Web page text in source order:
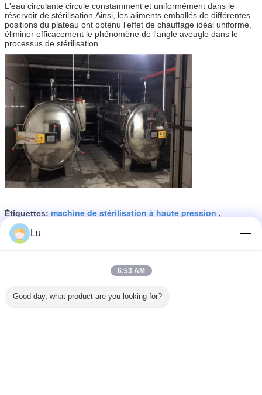
L'eau circulante circule constamment et uniformément dans le
réservoir de stérilisation.Ainsi, les aliments emballés de différentes
positions du plateau ont obtenu l'effet de chauffage idéal uniforme,
éliminer efficacement le phénomène de l'angle aveugle dans le
processus de stérilisation.
Étiquettes: machine de stérilisation à haute pression ,
équipement de stérilisation alimentaire
Autoclave autoclave stérilisateur
Stérilisateur alimentaire à haute
Lu
6:53 AM
Good day, what product are you looking for?